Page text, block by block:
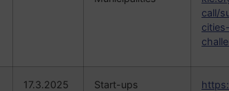
call/
17.3.2025 Start-ups